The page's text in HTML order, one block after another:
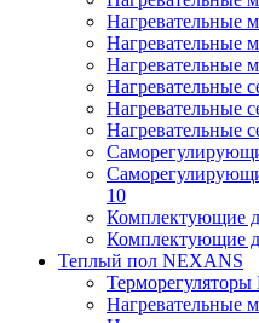
Нагревательные
Нагревательные
Нагревательные
Нагревательные
10
Комплектующие
Комплектующие
Теплый пол NEXANS
Терморегуляторы
Нагревательные